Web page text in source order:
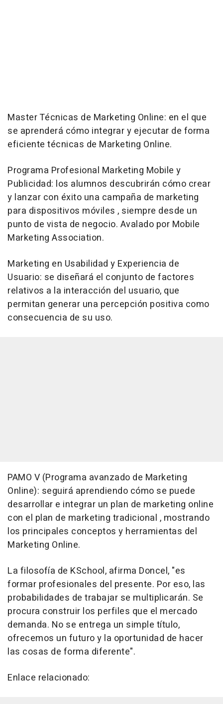
Master Técnicas de Marketing Online: en el que
se aprenderá cómo integrar y ejecutar de forma
eficiente técnicas de Marketing Online.
Programa Profesional Marketing Mobile y
Publicidad: los alumnos descubrirán cómo crear
y lanzar con éxito una campaña de marketing
para dispositivos móviles , siempre desde un
punto de vista de negocio. Avalado por Mobile
Marketing Association.
Marketing en Usabilidad y Experiencia de
Usuario: se diseñará el conjunto de factores
relativos a la interacción del usuario, que
permitan generar una percepción positiva como
consecuencia de su uso.
PAMO V (Programa avanzado de Marketing
Online): seguirá aprendiendo cómo se puede
desarrollar e integrar un plan de marketing online
con el plan de marketing tradicional , mostrando
los principales conceptos y herramientas del
Marketing Online.
La filosofía de KSchool, afirma Doncel, "es
formar profesionales del presente. Por eso, las
probabilidades de trabajar se multiplicarán. Se
procura construir los perfiles que el mercado
demanda. No se entrega un simple título,
ofrecemos un futuro y la oportunidad de hacer
las cosas de forma diferente".
Enlace relacionado: